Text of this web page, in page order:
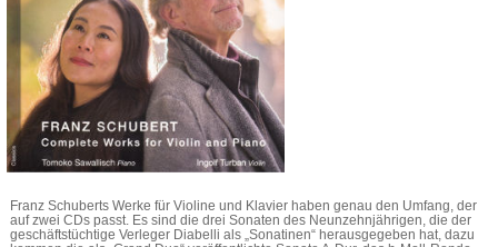
Franz Schuberts Werke für Violine und Klavier haben genau den Umfang, der
auf zwei CDs passt. Es sind die drei Sonaten des Neunzehnjährigen, die der
geschäftstüchtige Verleger Diabelli als „Sonatinen“ herausgegeben hat, dazu